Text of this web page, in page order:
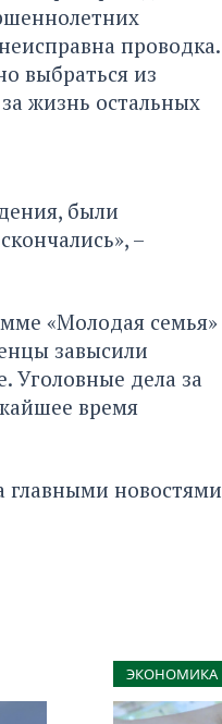
проводка.
выбраться из
жизнь остальных
были
–
«Молодая семья»
завысили
Уголовные дела за
время
главными новостями
ЭКОНОМИКА